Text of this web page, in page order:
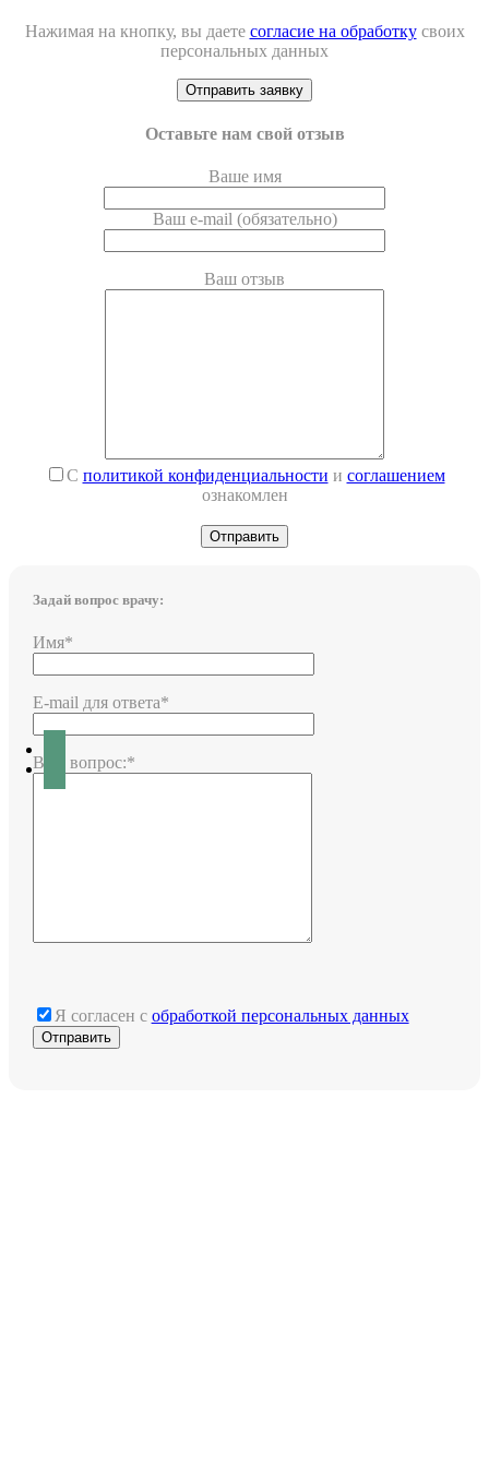
Нажимая на кнопку, вы даете согласие на обработкусвоих
персональных данных
Оставьте нам свой отзыв
Ваше имя
Ваш e-mail (обязательно)
Ваш отзыв
С политикой конфиденциальности и соглашением
ознакомлен
Задай вопрос врачу:
Имя*
E-mail для ответа*
Ваш вопрос:*
Я согласен с обработкой персональных данных